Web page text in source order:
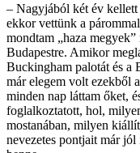
– Nagyjából két év
ekkor vettünk a
mondtam „haza
Budapestre. Amikor
Buckingham palotát és a
már elegem volt ezekből
minden nap láttam őket,
foglalkoztatott, hol,
mostanában, milyen
nevezetes pontjait már jól